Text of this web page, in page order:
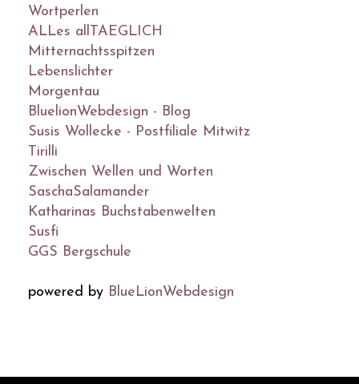
Wortperlen
ALLes allTAEGLICH
Mitternachtsspitzen
Lebenslichter
Morgentau
BluelionWebdesign - Blog
Susis Wollecke - Postfiliale Mitwitz
Tirilli
Zwischen Wellen und Worten
SaschaSalamander
Katharinas Buchstabenwelten
Susfi
GGS Bergschule
powered by BlueLionWebdesign